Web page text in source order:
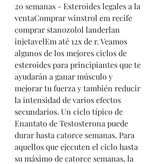
20 semanas - Esteroides legales a la
ventaComprar winstrol em recife
comprar stanozolol landerlan
injetavelEm até 12x de r. Veamos
algunos de los mejores ciclos de
esteroides para principiantes que te
ayudarán a ganar músculo y
mejorar tu fuerza y también reducir
la intensidad de varios efectos
secundarios. Un ciclo típico de
Enantato de Testosterona puede
durar hasta catorce semanas. Para
aquellos que ejecuten el ciclo hasta
su máximo de catorce semanas, la